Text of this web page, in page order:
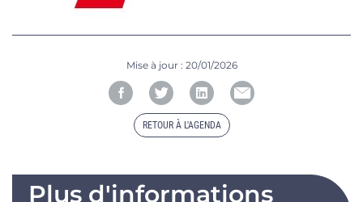
Mise à jour : 20/01/2026
RETOUR À L'AGENDA
Plus d'informations